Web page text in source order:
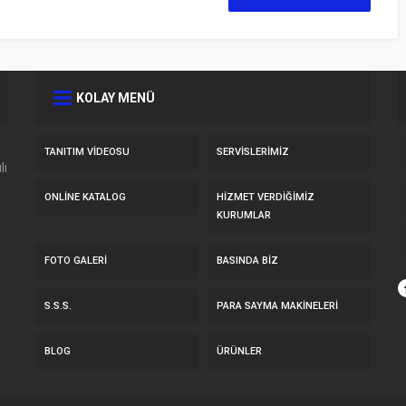
KOLAY MENÜ
TANITIM VIDEOSU SERVİSLERİMİZ
ONLINE KATALOG
HİZMET VERDİĞİMİZ
KURUMLAR
FOTO GALERI BASINDA BIZ
S.S.S. PARA SAYMA MAKİNELERİ
BLOG ÜRÜNLER